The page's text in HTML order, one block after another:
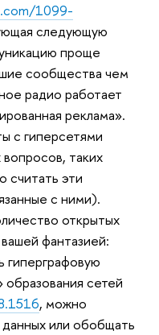
1099-
следующую
проще
сообщества чем
радио работает
реклама».
с гиперсетями
таких
считать эти
с ними).
открытых
фантазией:
гиперграфовую
сетей
, можно
данных или обобщать